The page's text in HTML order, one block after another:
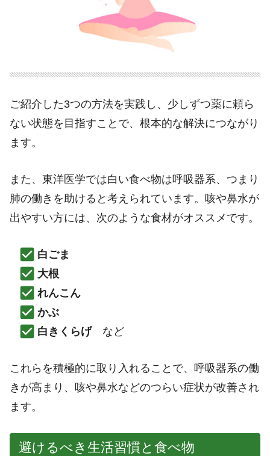
ご紹介した3つの方法を実践し、少しずつ薬に頼ら
ない状態を目指すことで、根本的な解決につながり
ます。
また、東洋医学では白い食べ物は呼吸器系、つまり
肺の働きを助けると考えられています。咳や鼻水が
出やすい方には、次のような食材がオススメです。
白ごま
大根
れんこん
かぶ
白きくらげなど
これらを積極的に取り入れることで、呼吸器系の働
きが高まり、咳や鼻水などのつらい症状が改善され
ます。
避けるべき生活習慣と食べ物